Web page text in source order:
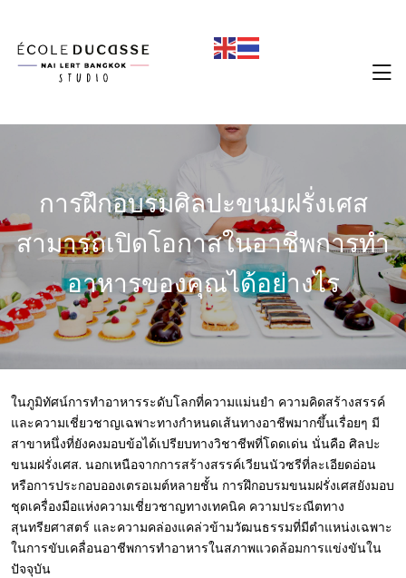
การฝึกอบรมศิลปะขนมฝรั่งเศส
สามารถเปิดโอกาสในอาชีพการทำ
อาหารของคุณได้อย่างไร
ในภูมิทัศน์การทำอาหารระดับโลกที่ความแม่นยำ ความคิดสร้างสรรค์
และความเชี่ยวชาญเฉพาะทางกำหนดเส้นทางอาชีพมากขึ้นเรื่อยๆ มี
สาขาหนึ่งที่ยังคงมอบข้อได้เปรียบทางวิชาชีพที่โดดเด่น นั่นคือ ศิลปะ
ขนมฝรั่งเศส. นอกเหนือจากการสร้างสรรค์เวียนนัวซรีที่ละเอียดอ่อน
หรือการประกอบอองเตรอเมต์หลายชั้น การฝึกอบรมขนมฝรั่งเศสยังมอบ
ชุดเครื่องมือแห่งความเชี่ยวชาญทางเทคนิค ความประณีตทาง
สุนทรียศาสตร์ และความคล่องแคล่วข้ามวัฒนธรรมที่มีตำแหน่งเฉพาะ
ในการขับเคลื่อนอาชีพการทำอาหารในสภาพแวดล้อมการแข่งขันใน
ปัจจุบัน